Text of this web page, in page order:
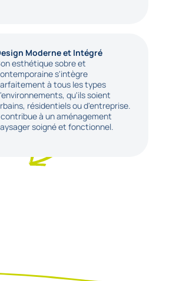
Moderne et Intégré
esthétique sobre et
s'intègre
à tous les types
qu'ils soient
résidentiels ou d'entreprise.
contribue à un aménagement
soigné et fonctionnel.